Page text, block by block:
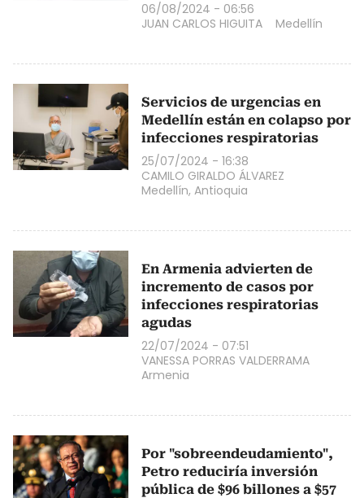
06/08/2024 - 06:56
JUAN CARLOS HIGUITA
Medellín
Servicios de urgencias en
Medellín están en colapso por
infecciones respiratorias
25/07/2024 - 16:38
CAMILO GIRALDO ÁLVAREZ
Medellín, Antioquia
En Armenia advierten de
incremento de casos por
infecciones respiratorias
agudas
22/07/2024 - 07:51
VANESSA PORRAS VALDERRAMA
Armenia
Por "sobreendeudamiento",
Petro reduciría inversión
pública de $96 billones a $57